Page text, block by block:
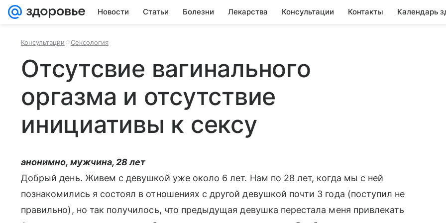
Новости Статьи Болезни Лекарства Консультации Контакты Календарь
Консультации Сексология
Отсутсвие вагинального
оргазма и отсутствие
инициативы к сексу
анонимно, мужчина, 28 лет
Добрый день. Живем с девушкой уже около 6 лет. Нам по 28 лет, когда мы с ней
познакомились я состоял в отношениях с другой девушкой почти 3 года (поступил не
правильно), но так получилось, что предыдущая девушка перестала меня привлекать